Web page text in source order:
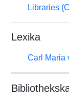
Libraries
Lexika
Carl Maria